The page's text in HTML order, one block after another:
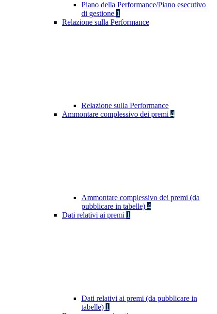
Piano della Performance/Piano esecutivo
di gestione 1
Relazione sulla Performance
Relazione sulla Performance
Ammontare complessivo dei premi 4
Ammontare complessivo dei premi (da
pubblicare in tabelle) 4
Dati relativi ai premi 1
Dati relativi ai premi (da pubblicare in
tabelle) 1